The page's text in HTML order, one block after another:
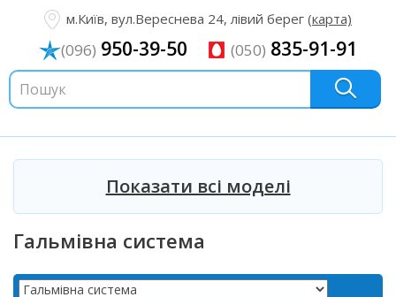
м.Київ, вул.Вереснева 24, лівий берег (карта)
(096) 950-39-50 (050) 835-91-91
Показати всі моделі
Гальмівна система